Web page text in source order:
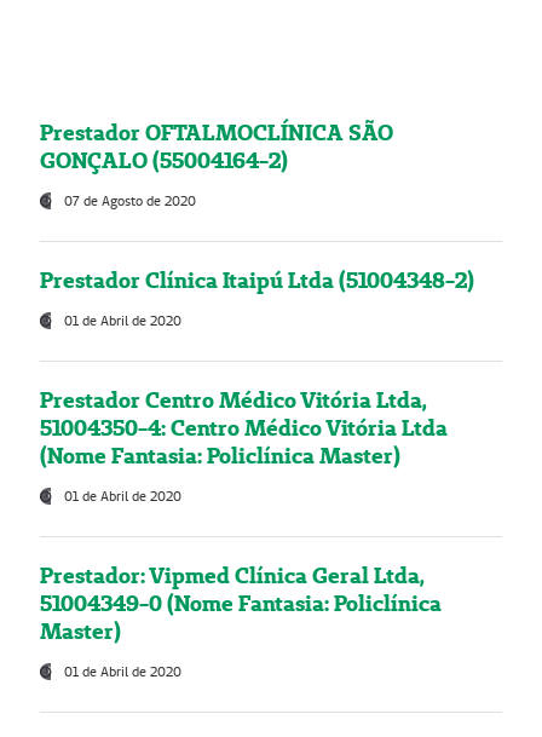
Prestador OFTALMOCLÍNICA SÃO
GONÇALO (55004164-2)
07 de Agosto de 2020
Prestador Clínica Itaipú Ltda (51004348-2)
01 de Abril de 2020
Prestador Centro Médico Vitória Ltda,
51004350-4: Centro Médico Vitória Ltda
(Nome Fantasia: Policlínica Master)
01 de Abril de 2020
Prestador: Vipmed Clínica Geral Ltda,
51004349-0 (Nome Fantasia: Policlínica
Master)
01 de Abril de 2020